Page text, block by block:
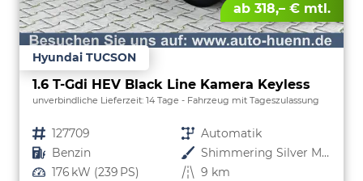
ab 318,– € mtl.
Hyundai TUCSON
1.6 T-Gdi HEV Black Line Kamera Keyless
unverbindliche Lieferzeit: 14 Tage Fahrzeug mit Tageszulassung
Fahrzeugnr. 127709 Getriebe Automatik
Kraftstoff Benzin Außenfarbe
Shimmering Silver Metallic
Leistung 176 kW (239 PS) Kilometerstand 9 km